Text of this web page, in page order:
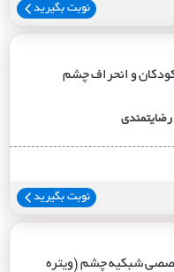
نوبت بگیرید
و انحراف چشم
رضایتمندی
نوبت بگیرید
شبکیه چشم (ویتره